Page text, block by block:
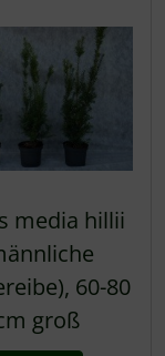
media hillii
60-80
groß